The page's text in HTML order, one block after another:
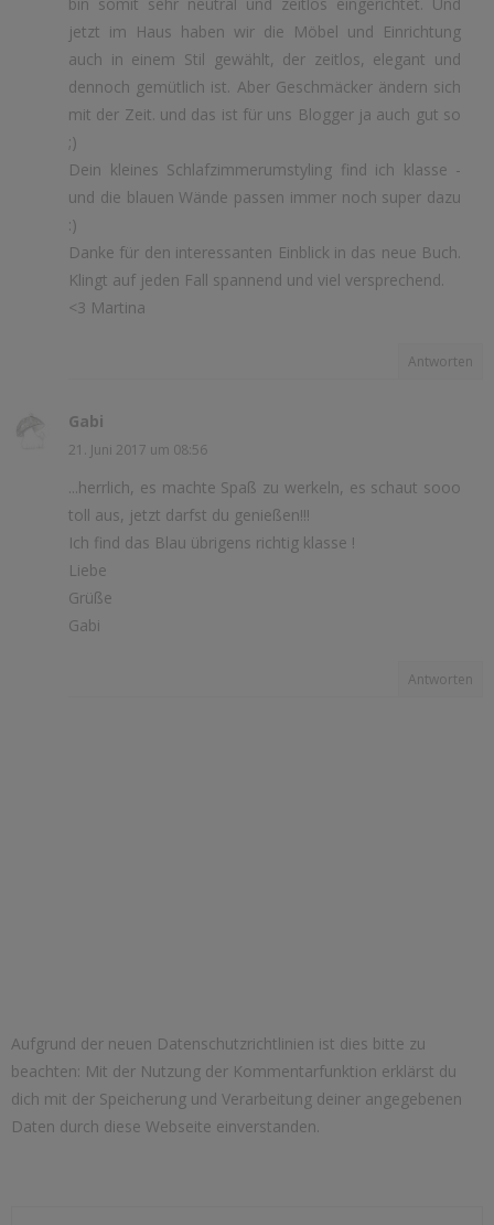
jetzt im Haus haben wir die Möbel und Einrichtung
auch in einem Stil gewählt, der zeitlos, elegant und
dennoch gemütlich ist. Aber Geschmäcker ändern sich
mit der Zeit. und das ist für uns Blogger ja auch gut so
;)
Dein kleines Schlafzimmerumstyling find ich klasse -
und die blauen Wände passen immer noch super dazu
:)
Danke für den interessanten Einblick in das neue Buch.
Klingt auf jeden Fall spannend und viel versprechend.
<3 Martina
Antworten
Gabi
21. Juni 2017 um 08:56
...herrlich, es machte Spaß zu werkeln, es schaut sooo
toll aus, jetzt darfst du genießen!!!
Ich find das Blau übrigens richtig klasse !
Liebe
Grüße
Gabi
Antworten
Aufgrund der neuen Datenschutzrichtlinien ist dies bitte zu
beachten: Mit der Nutzung der Kommentarfunktion erklärst du
dich mit der Speicherung und Verarbeitung deiner angegebenen
Daten durch diese Webseite einverstanden.